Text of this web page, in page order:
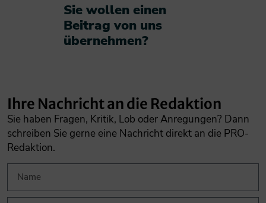
Sie wollen einen
Beitrag von uns
übernehmen?​
Ihre Nachricht an die Redaktion
Sie haben Fragen, Kritik, Lob oder Anregungen? Dann
schreiben Sie gerne eine Nachricht direkt an die PRO-
Redaktion.